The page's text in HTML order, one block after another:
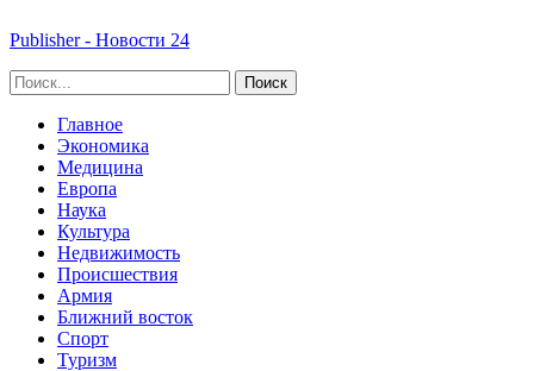
Publisher - Новости 24
Главное
Экономика
Медицина
Европа
Наука
Культура
Недвижимость
Происшествия
Армия
Ближний восток
Спорт
Туризм